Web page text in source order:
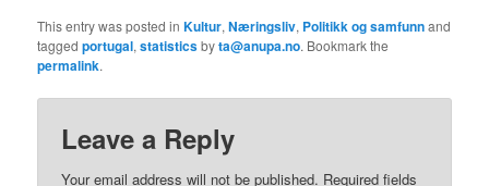
This entry was posted inKultur,Næringsliv, Politikk og samfunnand
taggedportugal,statisticsbyta@anupa.no. Bookmark the
permalink.
Leave a Reply
Your email address will not be published. Required fields